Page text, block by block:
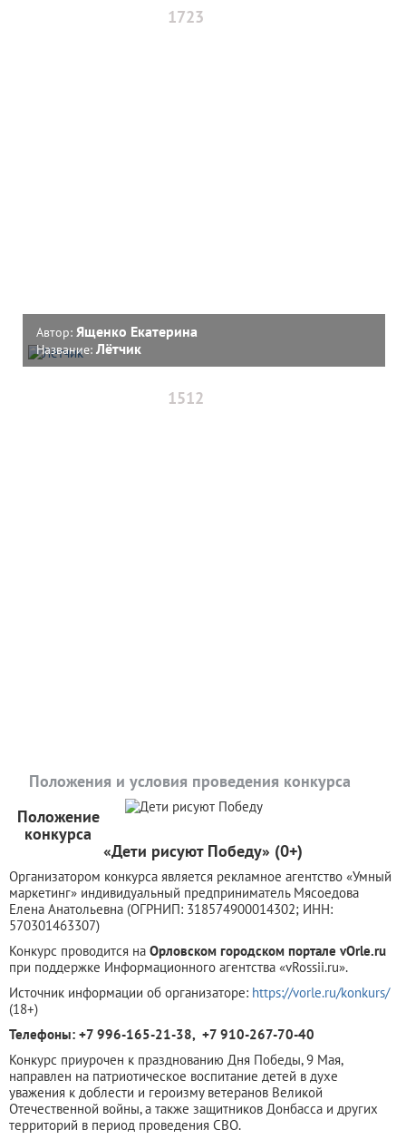
1723
Автор: Ященко Екатерина
Название: Лётчик
1512
Положения и условия проведения конкурса
Положение
конкурса
«Дети рисуют Победу» (0+)
Организатором конкурса является рекламное агентство «Умный
маркетинг» индивидуальный предприниматель Мясоедова
Елена Анатольевна (ОГРНИП: 318574900014302; ИНН:
570301463307)
Конкурс проводится на Орловском городском портале vOrle.ru
при поддержке Информационного агентства «vRossii.ru».
Источник информации об организаторе: https://vorle.ru/konkurs/
(18+)
Телефоны: +7 996-165-21-38, +7 910-267-70-40
Конкурс приурочен к празднованию Дня Победы, 9 Мая,
направлен на патриотическое воспитание детей в духе
уважения к доблести и героизму ветеранов Великой
Отечественной войны, а также защитников Донбасса и других
территорий в период проведения СВО.